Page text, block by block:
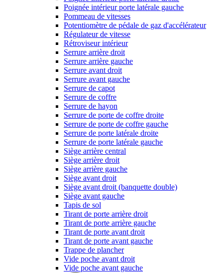
Poignée intérieur porte latérale gauche
Pommeau de vitesses
Potentiomètre de pédale de gaz d'accélérateur
Régulateur de vitesse
Rétroviseur intérieur
Serrure arrière droit
Serrure arrière gauche
Serrure avant droit
Serrure avant gauche
Serrure de capot
Serrure de coffre
Serrure de hayon
Serrure de porte de coffre droite
Serrure de porte de coffre gauche
Serrure de porte latérale droite
Serrure de porte latérale gauche
Siège arrière central
Siège arrière droit
Siège arrière gauche
Siège avant droit
Siège avant droit (banquette double)
Siège avant gauche
Tapis de sol
Tirant de porte arrière droit
Tirant de porte arrière gauche
Tirant de porte avant droit
Tirant de porte avant gauche
Trappe de plancher
Vide poche avant droit
Vide poche avant gauche